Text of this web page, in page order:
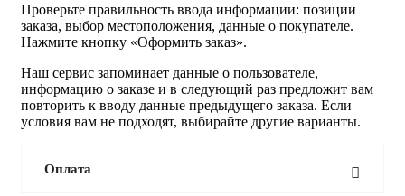
Проверьте правильность ввода информации: позиции
заказа, выбор местоположения, данные о покупателе.
Нажмите кнопку «Оформить заказ».
Наш сервис запоминает данные о пользователе,
информацию о заказе и в следующий раз предложит вам
повторить к вводу данные предыдущего заказа. Если
условия вам не подходят, выбирайте другие варианты.
Оплата